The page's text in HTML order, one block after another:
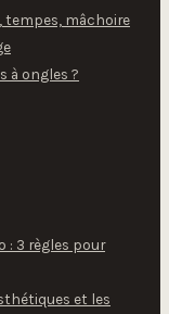
tempes, mâchoire
à ongles ?
: 3 règles pour
et les